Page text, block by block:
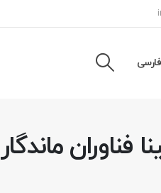
فارسی
ماندگار